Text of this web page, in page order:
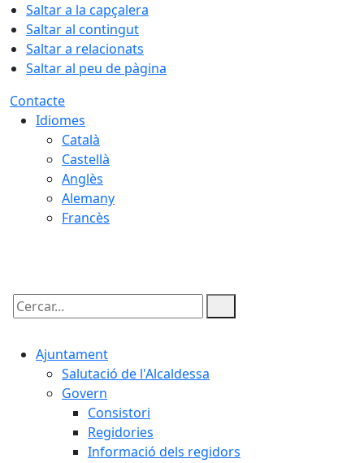
Saltar a la capçalera
Saltar al contingut
Saltar a relacionats
Saltar al peu de pàgina
Contacte
Idiomes
Català
Castellà
Anglès
Alemany
Francès
Cercar:
Ajuntament
Salutació de l'Alcaldessa
Govern
Consistori
Regidories
Informació dels regidors